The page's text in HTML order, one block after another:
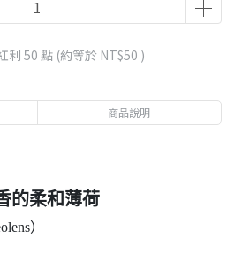
利 50 點 (約等於 NT$50 )
商品說明
的柔和薄荷
）